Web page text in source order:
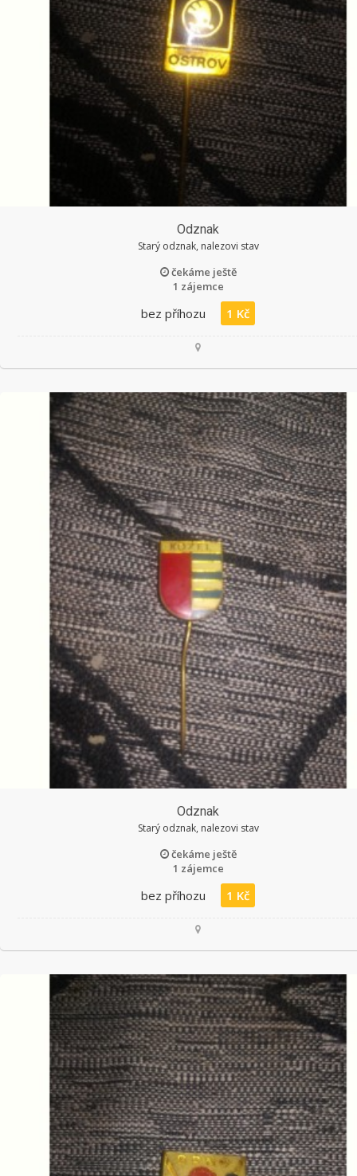
Odznak
Starý odznak, nalezovi stav
čekáme ještě
1 zájemce
bez příhozu 1 Kč
Odznak
Starý odznak, nalezovi stav
čekáme ještě
1 zájemce
bez příhozu 1 Kč